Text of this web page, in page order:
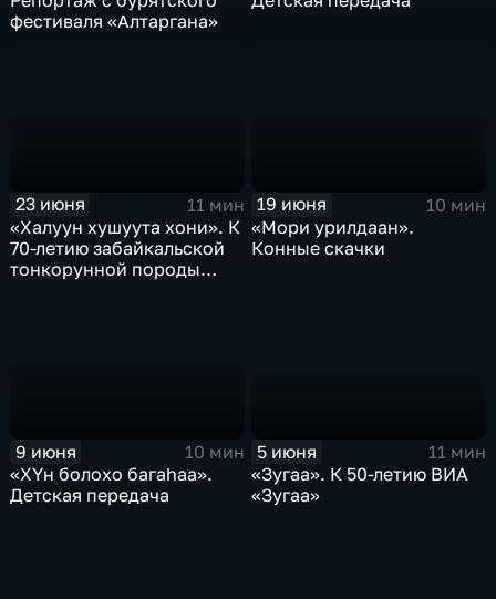
фестиваля «Алтаргана»
23 июня
11 мин
«Халуун хушуута хони». К
70-летию забайкальской
тонкорунной породы
19 июня
10 мин
«Мори урилдаан».
Конные скачки
9 июня
10 мин
«ХYн болохо багаhаа».
Детская передача
5 июня
11 мин
«Зугаа». К 50-летию ВИА
«Зугаа»